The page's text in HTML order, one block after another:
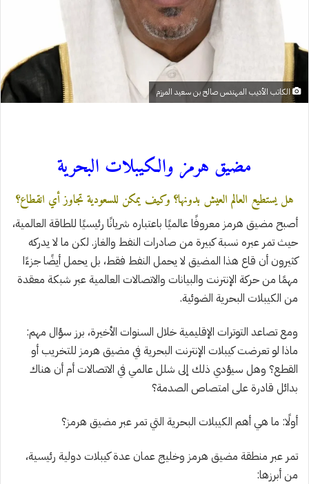
الكاتب الأديب المهندس صالح بن سعيد المرزم
مضيق هرمز والكيبلات البحرية
هل يستطيع العالم العيش بدونها؟ وكيف يمكن للسعودية تجاوز أي انقطاع؟
أصبح مضيق هرمز معروفًا عالميًا باعتباره شريانًا رئيسيًا للطاقة العالمية،
حيث تمر عبره نسبة كبيرة من صادرات النفط والغاز. لكن ما لا يدركه
كثيرون أن قاع هذا المضيق لا يحمل النفط فقط، بل يحمل أيضًا جزءًا
مهمًا من حركة الإنترنت والبيانات والاتصالات العالمية عبر شبكة معقدة
من الكيبلات البحرية الضوئية.
ومع تصاعد التوترات الإقليمية خلال السنوات الأخيرة، برز سؤال مهم:
ماذا لو تعرضت كيبلات الإنترنت البحرية في مضيق هرمز للتخريب أو
القطع؟ وهل سيؤدي ذلك إلى شلل عالمي في الاتصالات أم أن هناك
بدائل قادرة على امتصاص الصدمة؟
أولًا: ما هي أهم الكيبلات البحرية التي تمر عبر مضيق هرمز؟
تمر عبر منطقة مضيق هرمز وخليج عمان عدة كيبلات دولية رئيسية،
من أبرزها: